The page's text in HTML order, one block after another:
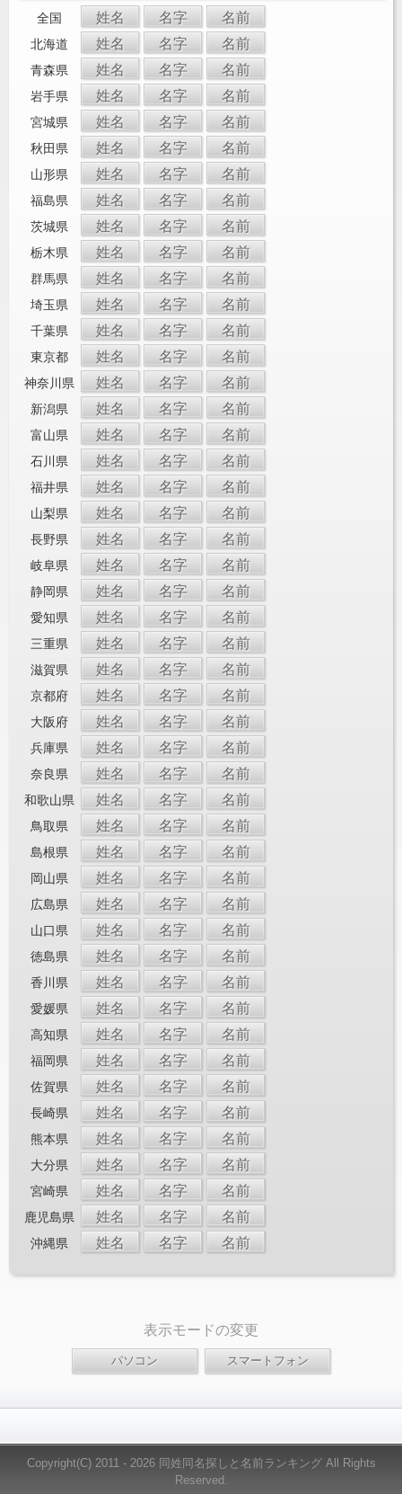
全国 姓名 名字 名前
北海道 姓名 名字 名前
青森県 姓名 名字 名前
岩手県 姓名 名字 名前
宮城県 姓名 名字 名前
秋田県 姓名 名字 名前
山形県 姓名 名字 名前
福島県 姓名 名字 名前
茨城県 姓名 名字 名前
栃木県 姓名 名字 名前
群馬県 姓名 名字 名前
埼玉県 姓名 名字 名前
千葉県 姓名 名字 名前
東京都 姓名 名字 名前
神奈川県 姓名 名字 名前
新潟県 姓名 名字 名前
富山県 姓名 名字 名前
石川県 姓名 名字 名前
福井県 姓名 名字 名前
山梨県 姓名 名字 名前
長野県 姓名 名字 名前
岐阜県 姓名 名字 名前
静岡県 姓名 名字 名前
愛知県 姓名 名字 名前
三重県 姓名 名字 名前
滋賀県 姓名 名字 名前
京都府 姓名 名字 名前
大阪府 姓名 名字 名前
兵庫県 姓名 名字 名前
奈良県 姓名 名字 名前
和歌山県 姓名 名字 名前
鳥取県 姓名 名字 名前
島根県 姓名 名字 名前
岡山県 姓名 名字 名前
広島県 姓名 名字 名前
山口県 姓名 名字 名前
徳島県 姓名 名字 名前
香川県 姓名 名字 名前
愛媛県 姓名 名字 名前
高知県 姓名 名字 名前
福岡県 姓名 名字 名前
佐賀県 姓名 名字 名前
長崎県 姓名 名字 名前
熊本県 姓名 名字 名前
大分県 姓名 名字 名前
宮崎県 姓名 名字 名前
鹿児島県 姓名 名字 名前
沖縄県 姓名 名字 名前
表示モードの変更
Copyright(C) 2011 - 2026 同姓同名探しと名前ランキング All Rights
Reserved.